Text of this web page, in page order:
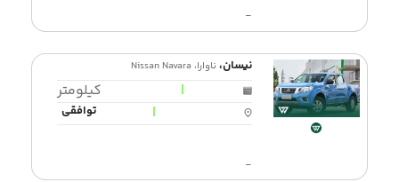
-
نیسان، ناوارا، Nissan Navara
|
کیلومتر
|
توافقی
-